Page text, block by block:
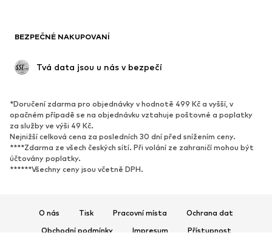
BEZPEČNÉ NAKUPOVANÍ
Tvá data jsou u nás v bezpečí
*Doručení zdarma pro objednávky v hodnotě 499 Kč a vyšší, v
opačném případě se na objednávku vztahuje poštovné a poplatky
za služby ve výši 49 Kč.
Nejnižší celková cena za posledních 30 dní před snížením ceny.
****Zdarma ze všech českých sítí. Při volání ze zahraničí mohou být
účtovány poplatky.
******Všechny ceny jsou včetně DPH.
O nás Tisk Pracovní místa
Ochrana dat
Obchodní podmínky
Impresum
Přístupnost